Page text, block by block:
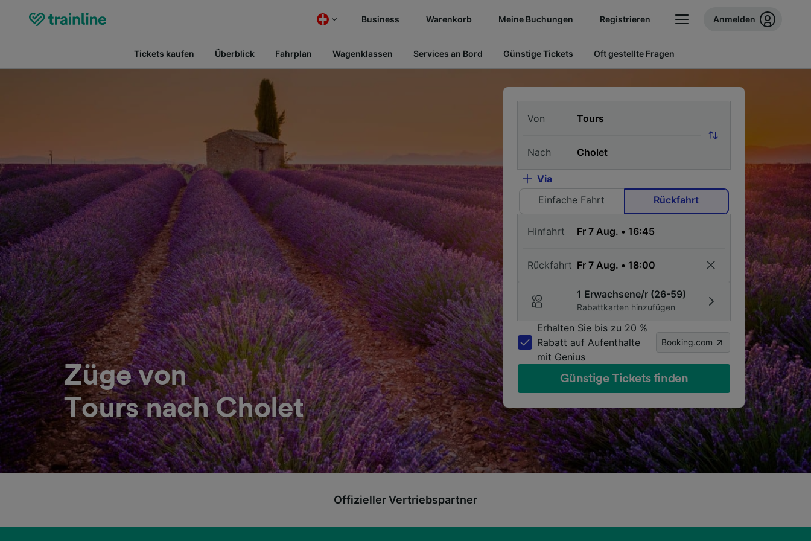
Business Warenkorb Meine Buchungen Registrieren Anmelden
Tickets kaufen Überblick Fahrplan Wagenklassen Services an Bord Günstige Tickets Oft gestellte Fragen
Züge von
Tours nach Cholet
Von
Nach
Via
Einfache Fahrt
Rückfahrt
Hinfahrt
Rückfahrt
1 Erwachsene/r (26-59)
Rabattkarten hinzufügen
Erhalten Sie bis zu 20 %
Rabatt auf Aufenthalte
mit Genius
Booking.com
Günstige Tickets finden
Offizieller Vertriebspartner